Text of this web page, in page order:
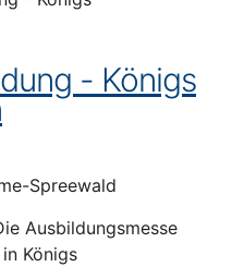
- Königs
Spreewald
Ausbildungsmesse
Königs